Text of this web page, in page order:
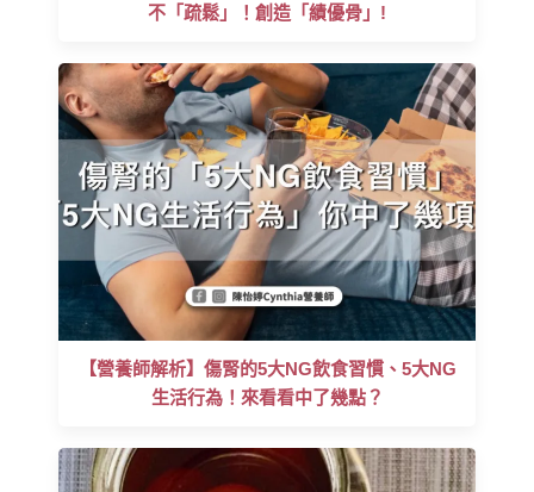
不「疏鬆」！創造「績優骨」!
【營養師解析】傷腎的5大NG飲食習慣、5大NG
生活行為！來看看中了幾點？